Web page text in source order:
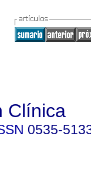
Clínica
0535-